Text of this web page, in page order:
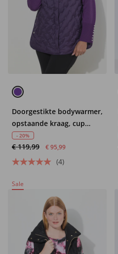
Doorgestikte bodywarmer,
opstaande kraag, cup
mouwen, zijdelingse
drukknopen
- 20%
€ 119,99 € 95,99
(4)
Sale